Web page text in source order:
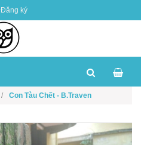
Đăng ký
Con Tàu Chết - B.Traven